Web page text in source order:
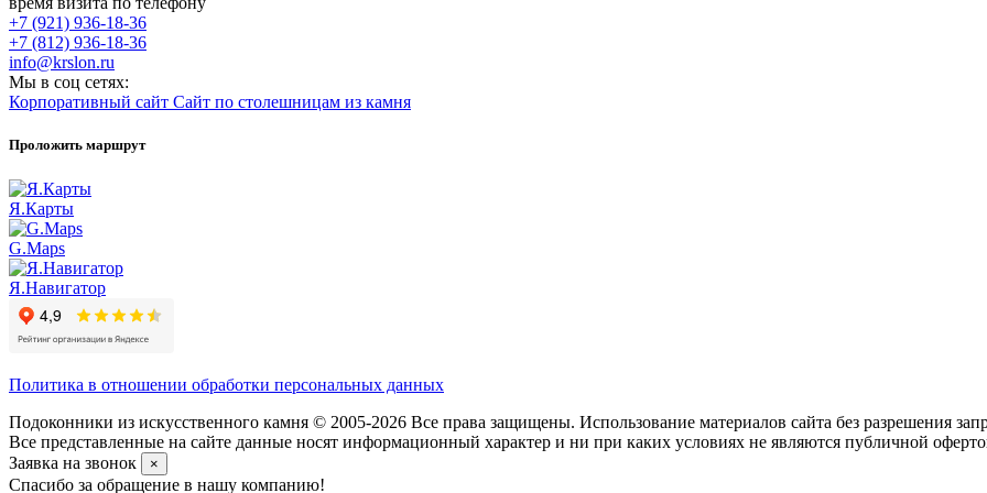
+7 (921) 936-18-36
+7 (812) 936-18-36
info@krslon.ru
Мы в соц сетях:
Корпоративный сайт Сайт по столешницам из камня
Проложить маршрут
Я.Карты
G.Maps
Я.Навигатор
Политика в отношении обработки персональных данных
Подоконники из искусственного камня © 2005-2026 Все права защищены. Использование материалов сайта без разрешения
Все представленные на сайте данные носят информационный характер и ни при каких условиях не являются публичной
Заявка на звонок
×
Спасибо за обращение в нашу компанию!